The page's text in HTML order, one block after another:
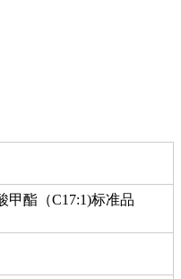
甲酯（C17:1)标准品